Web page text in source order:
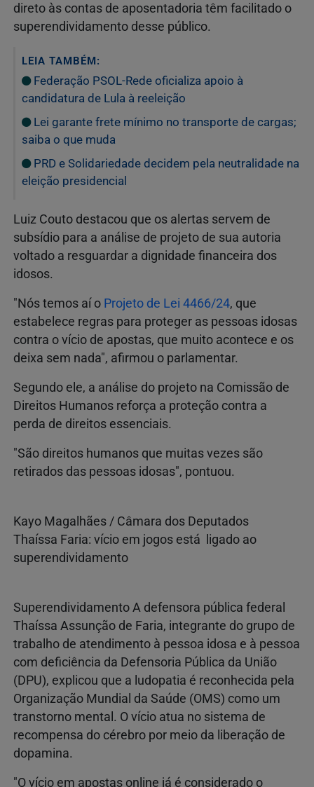
direto às contas de aposentadoria têm facilitado o
superendividamento desse público.
LEIA TAMBÉM:
Federação PSOL-Rede oficializa apoio à
candidatura de Lula à reeleição
Lei garante frete mínimo no transporte de cargas;
saiba o que muda
PRD e Solidariedade decidem pela neutralidade na
eleição presidencial
Luiz Couto destacou que os alertas servem de
subsídio para a análise de projeto de sua autoria
voltado a resguardar a dignidade financeira dos
idosos.
"Nós temos aí o Projeto de Lei 4466/24, que
estabelece regras para proteger as pessoas idosas
contra o vício de apostas, que muito acontece e os
deixa sem nada", afirmou o parlamentar.
Segundo ele, a análise do projeto na Comissão de
Direitos Humanos reforça a proteção contra a
perda de direitos essenciais.
"São direitos humanos que muitas vezes são
retirados das pessoas idosas", pontuou.
Kayo Magalhães / Câmara dos Deputados
Thaíssa Faria: vício em jogos está ligado ao
superendividamento
Superendividamento A defensora pública federal
Thaíssa Assunção de Faria, integrante do grupo de
trabalho de atendimento à pessoa idosa e à pessoa
com deficiência da Defensoria Pública da União
(DPU), explicou que a ludopatia é reconhecida pela
Organização Mundial da Saúde (OMS) como um
transtorno mental. O vício atua no sistema de
recompensa do cérebro por meio da liberação de
dopamina.
"O vício em apostas online já é considerado o